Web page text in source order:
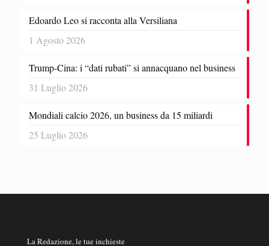
Edoardo Leo si racconta alla Versiliana
1 Agosto 2026
Trump-Cina: i “dati rubati” si annacquano nel business
31 Luglio 2026
Mondiali calcio 2026, un business da 15 miliardi
25 Luglio 2026
La Redazione, le tue inchieste